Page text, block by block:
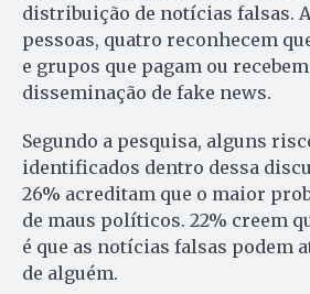
distribuição de notícias falsas.
pessoas, quatro reconhecem
e grupos que pagam ou
disseminação de fake news.
Segundo a pesquisa, alguns
identificados dentro dessa
26% acreditam que o maior
de maus políticos. 22% creem
é que as notícias falsas podem
de alguém.